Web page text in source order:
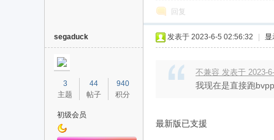
回复
segaduck
3
主题
44
帖子
940
积分
初级会员
发表于 2023-6-5 02:56:32 显
不兼容 发表于 2023-
我现在是直接跑
最新版已支援